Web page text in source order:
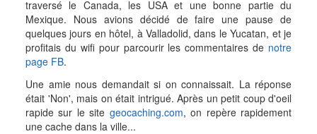
traversé le Canada, les USA et une bonne partie du
Mexique. Nous avions décidé de faire une pause de
quelques jours en hôtel, à Valladolid, dans le Yucatan, et je
profitais du wifi pour parcourir les commentaires de notre
page FB.
Une amie nous demandait si on connaissait. La réponse
était 'Non', mais on était intrigué. Après un petit coup d'oeil
rapide sur le site geocaching.com, on repère rapidement
une cache dans la ville...